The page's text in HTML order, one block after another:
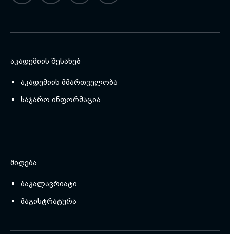
ᲐᲙᲐᲓᲔᲛᲘᲘᲡ ᲨᲔᲡᲐᲮᲔᲑ
აკადემიის მმართველობა
საჯარო ინფორმაცია
ᲛᲘᲦᲔᲑᲐ
ბაკალავრიატი
მაგისტრატურა